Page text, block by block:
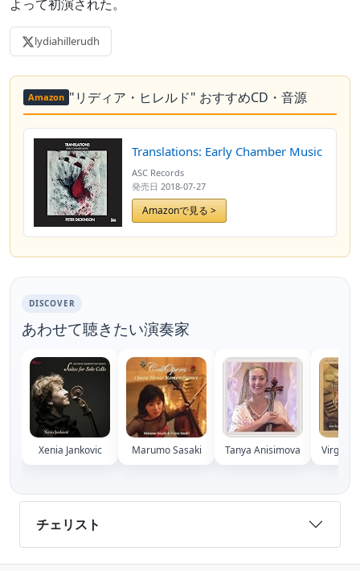
よって初演された。
lydiahillerudh
Amazon "リディア・ヒレルド" おすすめCD・音源
Translations: Early Chamber Music
ASC Records
発売日 2018-07-27
Amazonで見る >
DISCOVER
あわせて聴きたい演奏家
Xenia Jankovic Marumo Sasaki Tanya Anisimova Virginie
チェリスト